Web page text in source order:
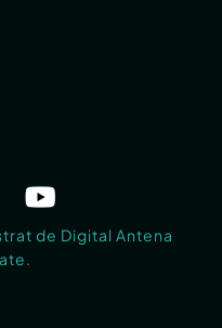
de Digital Antena